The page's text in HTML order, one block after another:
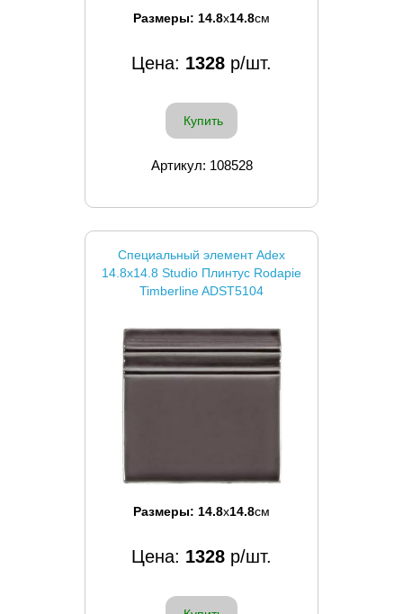
Размеры: 14.8x14.8см
Цена: 1328 р/шт.
Купить
Артикул: 108528
Специальный элемент Adex
14.8x14.8 Studio Плинтус Rodapie
Timberline ADST5104
Размеры: 14.8x14.8см
Цена: 1328 р/шт.